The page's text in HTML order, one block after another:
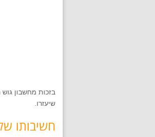
בזכות מחשבון
שיעזרו.
חשיבותו